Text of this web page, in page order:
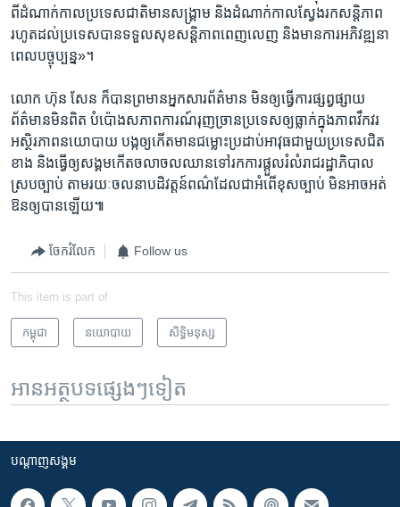
ពី​ដំណាក់​កាល​ប្រទេស​ជាតិ​មាន​សង្គ្រាម​ និង​ដំណាក់កាល​ស្វែង​រក​សន្តិភាព​
រហូត​ដល់​ប្រទេស​បាន​ទទួល​សុខ​សន្តិភាព​ពេញលេញ​ និង​មាន​ការ​អភិវឌ្ឍ​នា​
ពេល​បច្ចុប្បន្ន»។​
លោក​ ហ៊ុន សែន​ ក៏​បាន​ព្រមាន​អ្នក​សារព័ត៌មាន​ មិន​ឲ្យ​ធ្វើការ​ផ្សព្វផ្សាយ​
ព័ត៌មាន​មិន​ពិត​ ​បំប៉ោង​សភាពការណ៍​រុញច្រាន​ប្រទេស​ឲ្យ​ធ្លាក់​ក្នុង​ភាព​វឹកវរ​
អស្ថិរភាព​នយោបាយ បង្ក​ឲ្យ​កើត​មាន​ជម្លោះ​ប្រដាប់​អាវុធ​ជាមួយ​ប្រទេស​ជិត​
ខាង​ និង​ធ្វើ​ឲ្យ​សង្គម​កើត​ចលាចល​ឈាន​ទៅ​រក​ការ​ផ្តួល​រំលំ​រាជរដ្ឋាភិបាល​
ស្របច្បាប់​ តាម​រយៈ​ចលនា​បដិវត្តន៍​ពណ៌​ដែល​ជា​អំពើ​ខុស​ច្បាប់​ មិន​អាច​អត់​
ឱន​ឲ្យ​បាន​ឡើយ៕
ចែករំលែក Follow us
This item is part of
កម្ពុជា នយោបាយ សិទ្ធិ​មនុស្ស
អានអត្ថបទផ្សេងៗទៀត
បណ្តាញ​សង្គម